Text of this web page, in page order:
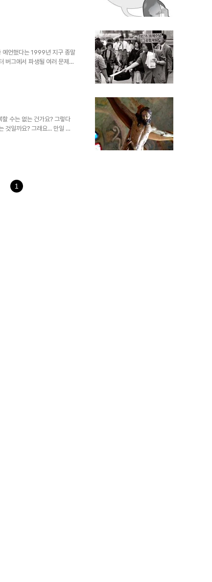
하기도 전에 다음과 같은 여
무 어설프다는 생각이 들었
합니다. 더구나 저..
예언했다는 1999년 지구 종말
버그에서 파생될 여러 문제들
랬구요. 10년의 세월도 더 지
종파 -기독교 내에서는 이
년 10월 28일에 예수의 공
수는 없는 건가요? 그렇다
것일까요? 그래요... 만일 그
리 모두는 행복할 수 있는
과 이 땅의 9..
1